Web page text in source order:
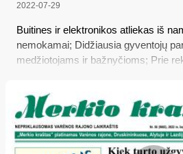
2022-07-29
Buitines ir elektronikos atliekas iš
nemokamai; Didžiausia gyventojų
medžiotojams ir bažnyčioms; Prie
rajone paskelbta ekstremali situacija